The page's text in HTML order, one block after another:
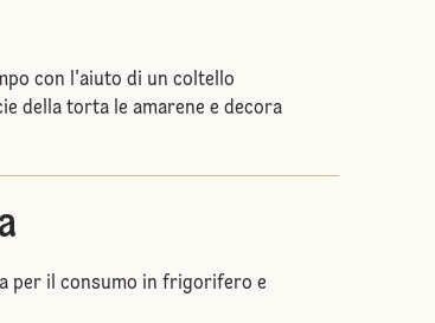
con l'aiuto di un coltello
della torta le amarene e decora
per il consumo in frigorifero e